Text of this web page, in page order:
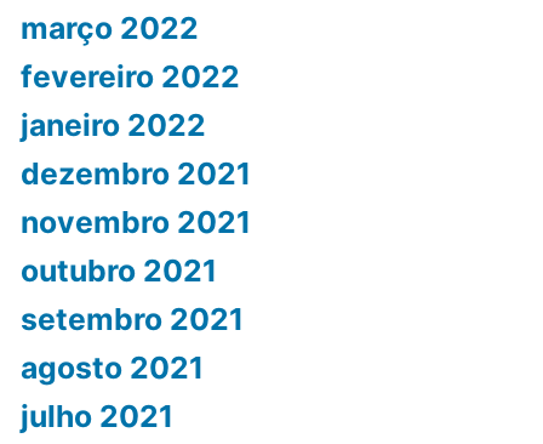
março 2022
fevereiro 2022
janeiro 2022
dezembro 2021
novembro 2021
outubro 2021
setembro 2021
agosto 2021
julho 2021